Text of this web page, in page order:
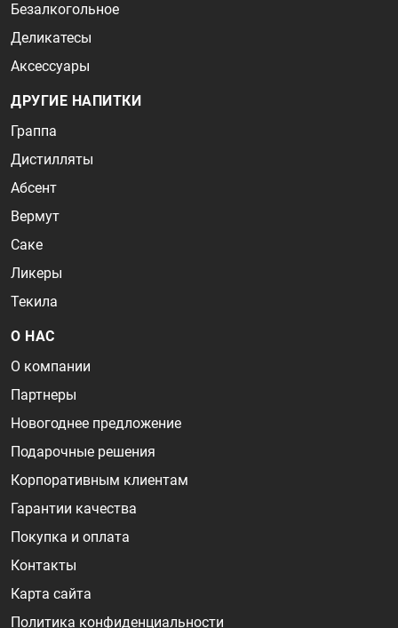
Безалкогольное
Деликатесы
Аксессуары
ДРУГИЕ НАПИТКИ
Граппа
Дистилляты
Абсент
Вермут
Саке
Ликеры
Текила
О НАС
О компании
Партнеры
Новогоднее предложение
Подарочные решения
Корпоративным клиентам
Гарантии качества
Покупка и оплата
Контакты
Карта сайта
Политика конфиденциальности